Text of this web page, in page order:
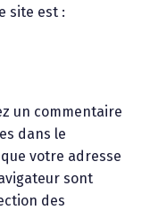
site est :
un commentaire
dans le
votre adresse
sont
des